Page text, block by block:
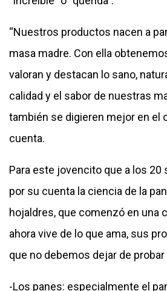
“Nuestros productos nacen a
masa madre. Con ella
valoran y destacan lo sano,
calidad y el sabor de nuestras
también se digieren mejor en el
cuenta.
Para este jovencito que a los 20
por su cuenta la ciencia de la
hojaldres, que comenzó en una
ahora vive de lo que ama, sus
que no debemos dejar de probar
-Los panes: especialmente el